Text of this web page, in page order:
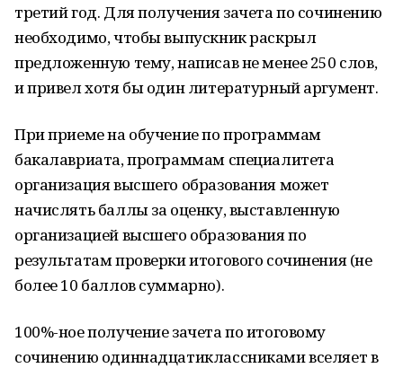
третий год. Для получения зачета по сочинению
необходимо, чтобы выпускник раскрыл
предложенную тему, написав не менее 250 слов,
и привел хотя бы один литературный аргумент.
При приеме на обучение по программам
бакалавриата, программам специалитета
организация высшего образования может
начислять баллы за оценку, выставленную
организацией высшего образования по
результатам проверки итогового сочинения (не
более 10 баллов суммарно).
100%-ное получение зачета по итоговому
сочинению одиннадцатиклассниками вселяет в